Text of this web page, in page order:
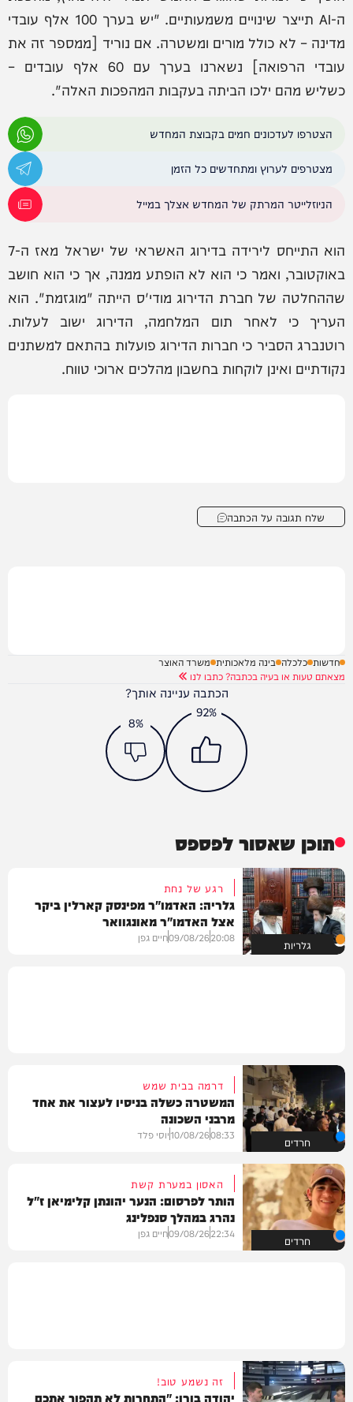
ה-AI תייצר שינויים משמעותיים. "יש בערך 100 אלף עובדי
מדינה – לא כולל מורים ומשטרה. אם נוריד [ממספר זה את
עובדי הרפואה] נשארנו בערך עם 60 אלף עובדים –
כשליש מהם ילכו הביתה בעקבות המהפכות האלה".
הצטרפו לעדכונים חמים בקבוצת המחדש
מצטרפים לערוץ ומתחדשים כל הזמן
הניוזלייטר המרתק של המחדש אצלך במייל
הוא התייחס לירידה בדירוג האשראי של ישראל מאז ה-7
באוקטובר, ואמר כי הוא לא הופתע ממנה, אך כי הוא חושב
שההחלטה של חברת הדירוג מודי'ס הייתה "מוגזמת". הוא
העריך כי לאחר תום המלחמה, הדירוג ישוב לעלות.
רוטנברג הסביר כי חברות הדירוג פועלות בהתאם למשתנים
נקודתיים ואינן לוקחות בחשבון מהלכים ארוכי טווח.
שלח תגובה על הכתבה
חדשות כלכלה בינה מלאכותית משרד האוצר
מצאתם טעות או בעיה בכתבה? כתבו לנו
הכתבה עניינה אותך?
92%
8%
תוכן שאסור לפספס
גלריות
רגע של נחת
גלריה: האדמו"ר מפינסק קארלין ביקר
אצל האדמו"ר מאונגוואר
20:08
09/08/26חיים גפן
חרדים
דרמה בבית שמש
המשטרה כשלה בניסיו לעצור את אחד
מרבני השכונה
08:33
10/08/26יוסי פלד
חרדים
האסון במערת קשת
הותר לפרסום: הנער יהונתן קלימיאן ז"ל
נהרג במהלך סנפלינג
22:34
09/08/26חיים גפן
זה נשמע טוב!
יהודה בורן: "התחרות לא תהפוך אתכם